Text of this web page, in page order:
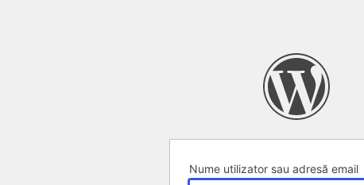
Nume utilizator sau adresă email